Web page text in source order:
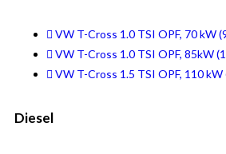
VW T-Cross 1.0 TSI OPF, 70 kW
VW T-Cross 1.0 TSI OPF, 85kW
VW T-Cross 1.5 TSI OPF, 110 kW
Diesel